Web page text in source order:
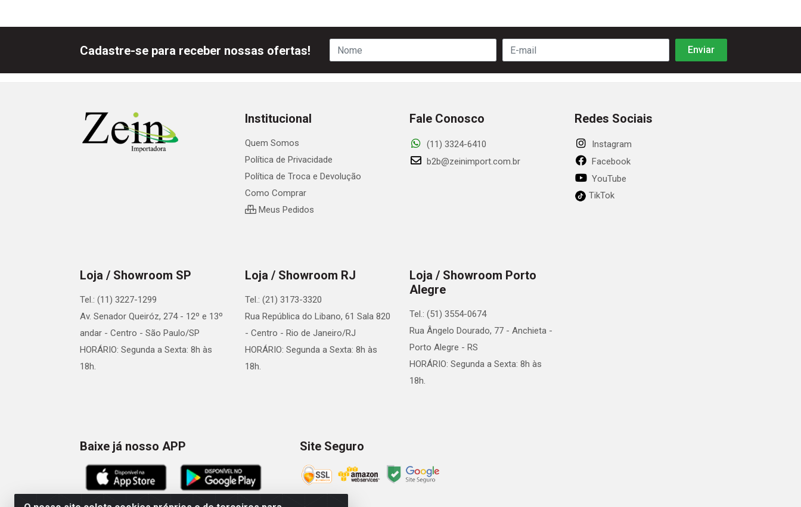
Cadastre-se para receber nossas ofertas!
Institucional
Quem Somos
Política de Privacidade
Política de Troca e Devolução
Como Comprar
Meus Pedidos
Fale Conosco
(11) 3324-6410
b2b@zeinimport.com.br
Redes Sociais
Instagram
Facebook
YouTube
TikTok
Loja / Showroom SP
Tel.: (11) 3227-1299
Av. Senador Queiróz, 274 - 12º e 13º
andar - Centro - São Paulo/SP
HORÁRIO: Segunda a Sexta: 8h às
18h.
Loja / Showroom RJ
Tel.: (21) 3173-3320
Rua República do Libano, 61 Sala 820
- Centro - Rio de Janeiro/RJ
HORÁRIO: Segunda a Sexta: 8h às
18h.
Loja / Showroom Porto
Alegre
Tel.: (51) 3554-0674
Rua Ângelo Dourado, 77 - Anchieta -
Porto Alegre - RS
HORÁRIO: Segunda a Sexta: 8h às
18h.
Baixe já nosso APP Site Seguro